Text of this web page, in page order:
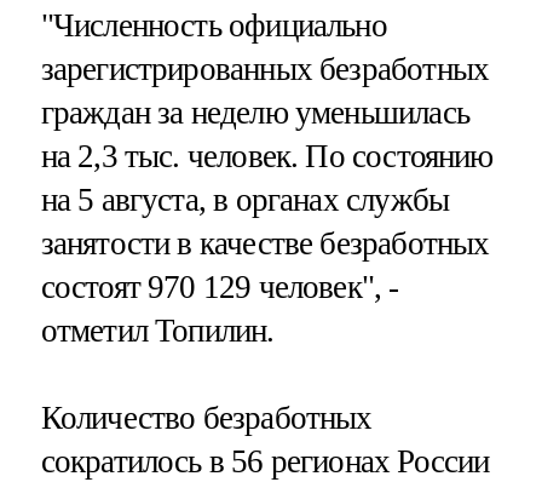
"Численность официально
зарегистрированных безработных
граждан за неделю уменьшилась
на 2,3 тыс. человек. По состоянию
на 5 августа, в органах службы
занятости в качестве безработных
состоят 970 129 человек", -
отметил Топилин.
Количество безработных
сократилось в 56 регионах России